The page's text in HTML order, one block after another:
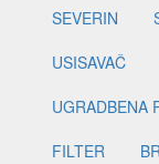
SEVERIN
USISAVAČ
UGRADBENA
FILTER